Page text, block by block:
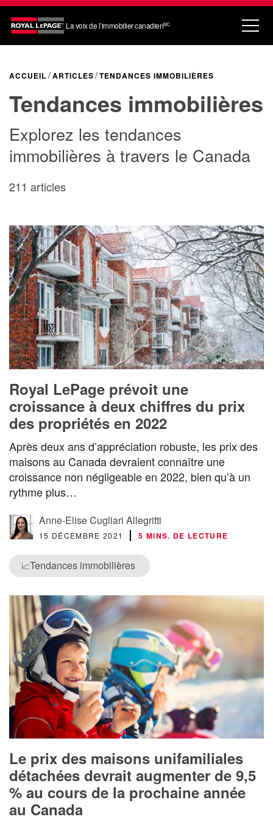
La voix de l’immobilier canadienMC
ACCUEIL ARTICLES TENDANCES IMMOBILIÈRES
Tendances immobilières
Explorez les tendances
immobilières à travers le Canada
211 articles
Royal LePage prévoit une
croissance à deux chiffres du prix
des propriétés en 2022
Après deux ans d’appréciation robuste, les prix des
maisons au Canada devraient connaître une
croissance non négligeable en 2022, bien qu’à un
rythme plus…
Anne-Elise Cugliari Allegritti
15 DÉCEMBRE 2021 5 MINS. DE LECTURE
📈Tendances immobilières
Le prix des maisons unifamiliales
détachées devrait augmenter de 9,5
% au cours de la prochaine année
au Canada